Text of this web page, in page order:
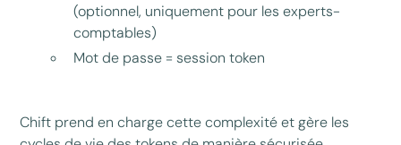
(optionnel, uniquement pour les experts-
comptables)
Mot de passe = session token
Chift prend en charge cette complexité et gère les